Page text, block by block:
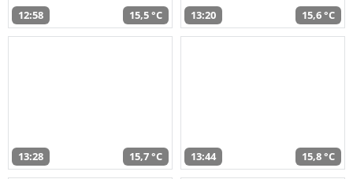
12:58 15,5 °C 13:20 15,6 °C
13:28 15,7 °C 13:44 15,8 °C